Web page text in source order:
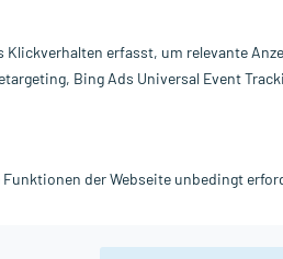
inkl. MwSt.
Hersteller:
Klickverhalten erfasst, um relevante
Bing Ads Universal Event
der Webseite unbedingt